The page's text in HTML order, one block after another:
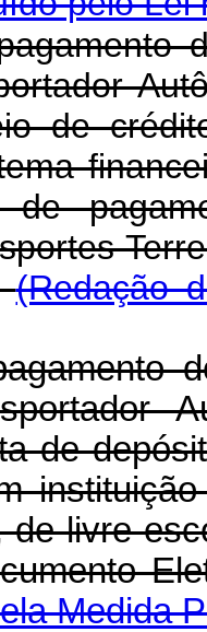
de
(Redação
de
de livre
Medida